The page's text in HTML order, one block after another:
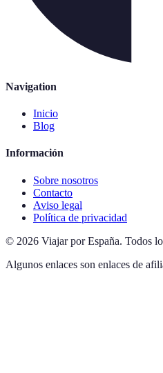
Navigation
Inicio
Blog
Información
Sobre nosotros
Contacto
Aviso legal
Política de privacidad
© 2026 Viajar por España. Todos
Algunos enlaces son enlaces de